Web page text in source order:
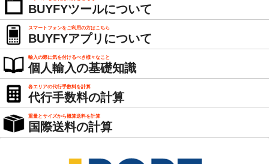
BUYFYツールについて
スマートフォンをご利用の方はこちら
BUYFYアプリについて
輸入の際に気を付けるべき様々なこと
個人輸入の基礎知識
各エリアの代行手数料を計算
代行手数料の計算
重量とサイズから概算送料を計算
国際送料の計算